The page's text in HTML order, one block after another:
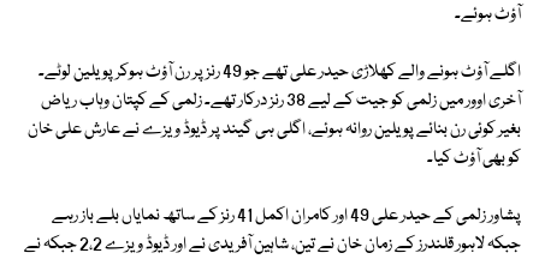
آؤٹ ہوئے۔
اگلے آؤٹ ہونے والے کھلاڑی حیدر علی تھے جو 49 رنز پر رن آؤٹ ہوکر پویلین لوٹے۔
آخری اوور میں زلمی کو جیت کے لیے 38 رنز درکار تھے۔ زلمی کے کپتان وہاب ریاض
بغیر کوئی رن بنائے پویلین روانہ ہوئے، اگلی ہی گیند پر ڈیوڈ ویزے نے عارش علی خان
کو بھی آؤٹ کیا۔
پشاور زلمی کے حیدر علی 49 اور کامران اکمل 41 رنز کے ساتھ نمایاں بلے باز رہے
جبکہ لاہور قلندرز کے زمان خان نے تین، شاہین آفریدی نے اور ڈیوڈ ویزے 2،2 جبکہ نے